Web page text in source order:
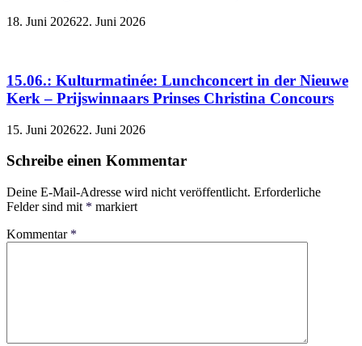
18. Juni 202622. Juni 2026
15.06.: Kulturmatinée: Lunchconcert in der Nieuwe
Kerk – Prijswinnaars Prinses Christina Concours
15. Juni 202622. Juni 2026
Schreibe einen Kommentar
Deine E-Mail-Adresse wird nicht veröffentlicht. Erforderliche
Felder sind mit * markiert
Kommentar *